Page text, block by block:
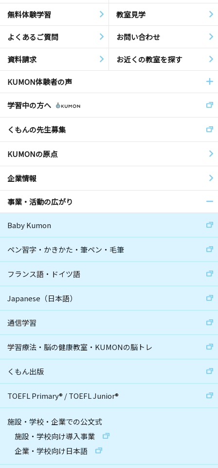
無料体験学習 教室見学
よくあるご質問 お問い合わせ
資料請求 お近くの教室を探す
KUMON体験者の声
学習中の方へ
くもんの先生募集
KUMONの原点
企業情報
事業・活動の広がり
Baby Kumon
ペン習字・かきかた・筆ペン・毛筆
フランス語・ドイツ語
Japanese（日本語）
通信学習
学習療法・脳の健康教室・KUMONの脳トレ
くもん出版
TOEFL Primary® /TOEFL Junior®
施設・学校・企業での公文式
施設・学校向け導入事業
企業・学校向け日本語